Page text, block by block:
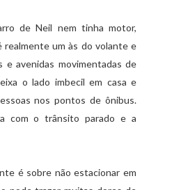
de Neil nem tinha motor,
realmente um às do volante e
e avenidas movimentadas de
o lado imbecil em casa e
nos pontos de ônibus.
com o trânsito parado e a
é sobre não estacionar em